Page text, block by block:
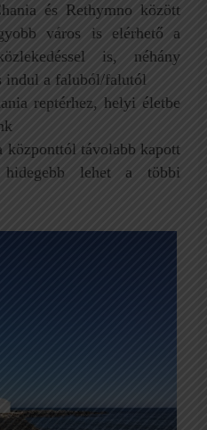
és Rethymno között
város is elérhető a
is, néhány
indul a faluból/falutól
reptérhez, helyi életbe
központtól távolabb kapott
lehet a többi